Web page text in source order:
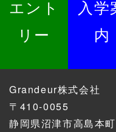
エント
リー
入学
内
Grandeur株式会社
〒410-0055
静岡県沼津市高島本